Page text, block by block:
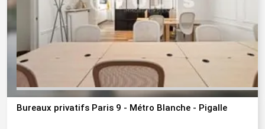
Bureaux privatifs Paris 9 - Métro Blanche - Pigalle